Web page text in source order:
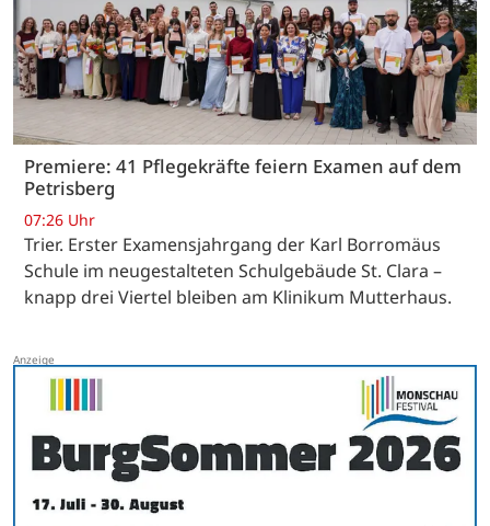
Premiere: 41 Pflegekräfte feiern Examen auf dem
Petrisberg
07:26 Uhr
Trier. Erster Examensjahrgang der Karl Borromäus
Schule im neugestalteten Schulgebäude St. Clara –
knapp drei Viertel bleiben am Klinikum Mutterhaus.